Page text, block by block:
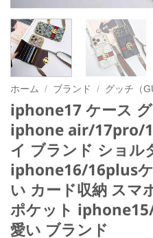
ホーム / ブランド / グッチ（
iphone17 ケース
iphone air/17pro/
イ ブランド ショル
iphone16/16plus
い カード収納 スマ
ポケット
愛い ブランド